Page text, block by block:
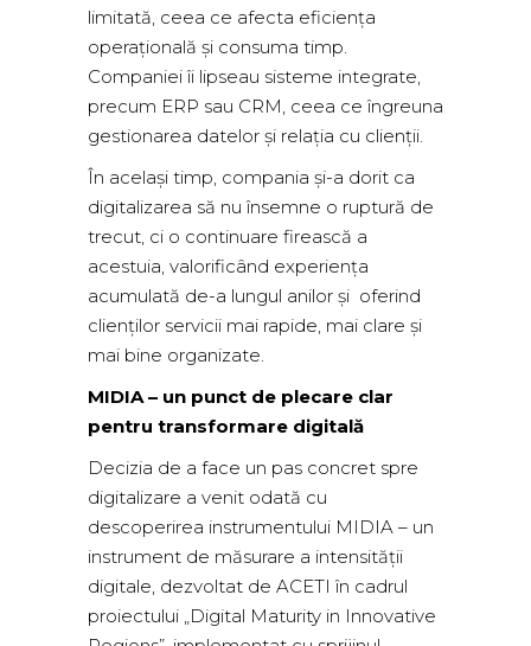
limitată, ceea ce afecta eficiența
operațională și consuma timp.
Companiei îi lipseau sisteme integrate,
precum ERP sau CRM, ceea ce îngreuna
gestionarea datelor și relația cu clienții.
În același timp, compania și-a dorit ca
digitalizarea să nu însemne o ruptură de
trecut, ci o continuare firească a
acestuia, valorificând experiența
acumulată de-a lungul anilor și oferind
clienților servicii mai rapide, mai clare și
mai bine organizate.
MIDIA – un punct de plecare clar
pentru transformare digitală
Decizia de a face un pas concret spre
digitalizare a venit odată cu
descoperirea instrumentului MIDIA – un
instrument de măsurare a intensității
digitale, dezvoltat de ACETI în cadrul
proiectului „Digital Maturity in Innovative